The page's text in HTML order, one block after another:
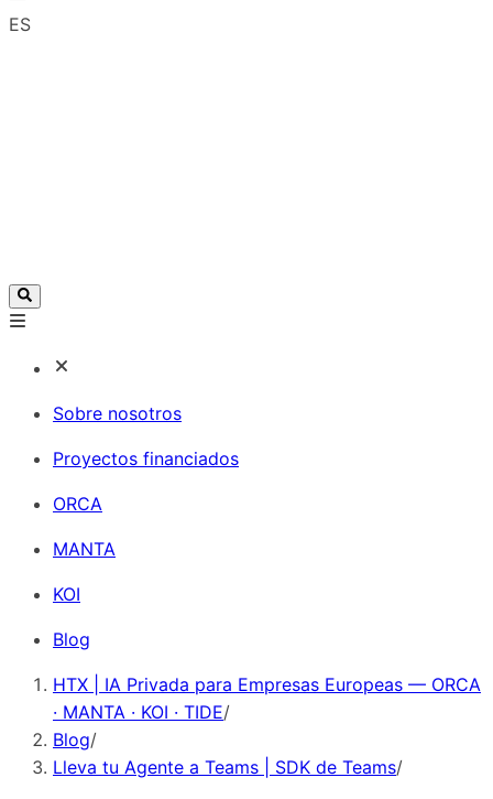
ES
Sobre nosotros
Proyectos financiados
ORCA
MANTA
KOI
Blog
HTX | IA Privada para Empresas Europeas — ORCA
· MANTA · KOI · TIDE/
Blog/
Lleva tu Agente a Teams | SDK de Teams/